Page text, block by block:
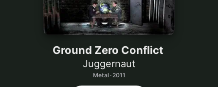
Ground Zero Conflict
Juggernaut
Metal · 2011